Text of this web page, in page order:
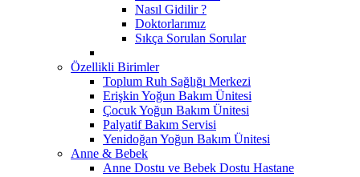
Nasıl Gidilir ?
Doktorlarımız
Sıkça Sorulan Sorular
Özellikli Birimler
Toplum Ruh Sağlığı Merkezi
Erişkin Yoğun Bakım Ünitesi
Çocuk Yoğun Bakım Ünitesi
Palyatif Bakım Servisi
Yenidoğan Yoğun Bakım Ünitesi
Anne & Bebek
Anne Dostu ve Bebek Dostu Hastane